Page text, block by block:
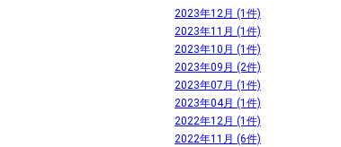
2023年12月 (1件)
2023年11月 (1件)
2023年10月 (1件)
2023年09月 (2件)
2023年07月 (1件)
2023年04月 (1件)
2022年12月 (1件)
2022年11月 (6件)